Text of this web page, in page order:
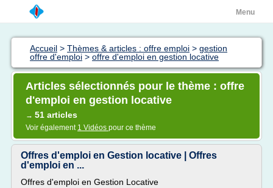
Menu
Accueil > Thèmes & articles : offre emploi > gestion
offre d'emploi > offre d'emploi en gestion locative
Articles sélectionnés pour le thème : offre
d'emploi en gestion locative
→ 51 articles
Voir également 1 Vidéos pour ce thème
Offres d'emploi en Gestion locative | Offres
d'emploi en ...
Offres d'emploi en Gestion Locative